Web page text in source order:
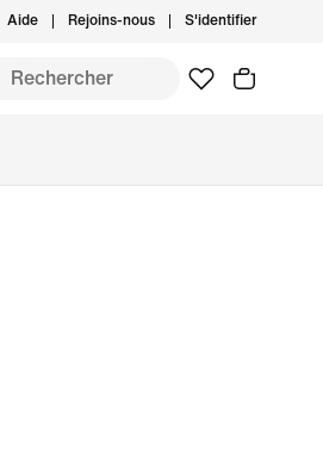
Aide Rejoins-nous S'identifier